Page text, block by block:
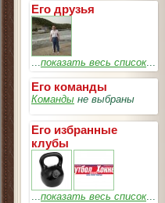
Его друзья
...показать весь список...
Его команды
Команды не выбраны
Его избранные
клубы
...показать весь список...